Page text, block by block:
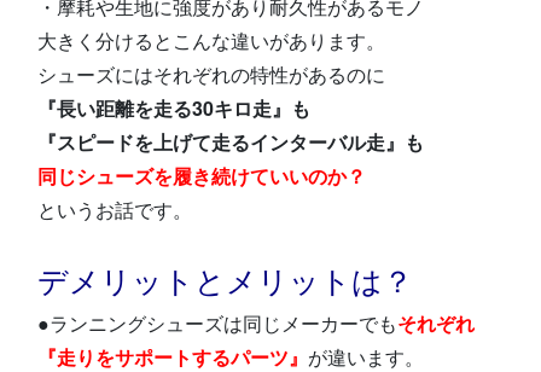
・摩耗や生地に強度があり耐久性があるモノ
大きく分けるとこんな違いがあります。
シューズにはそれぞれの特性があるのに
『長い距離を走る30キロ走』も
『スピードを上げて走るインターバル走』も
同じシューズを履き続けていいのか？
というお話です。
デメリットとメリットは？
●ランニングシューズは同じメーカーでもそれぞれ
『走りをサポートするパーツ』 が違います。